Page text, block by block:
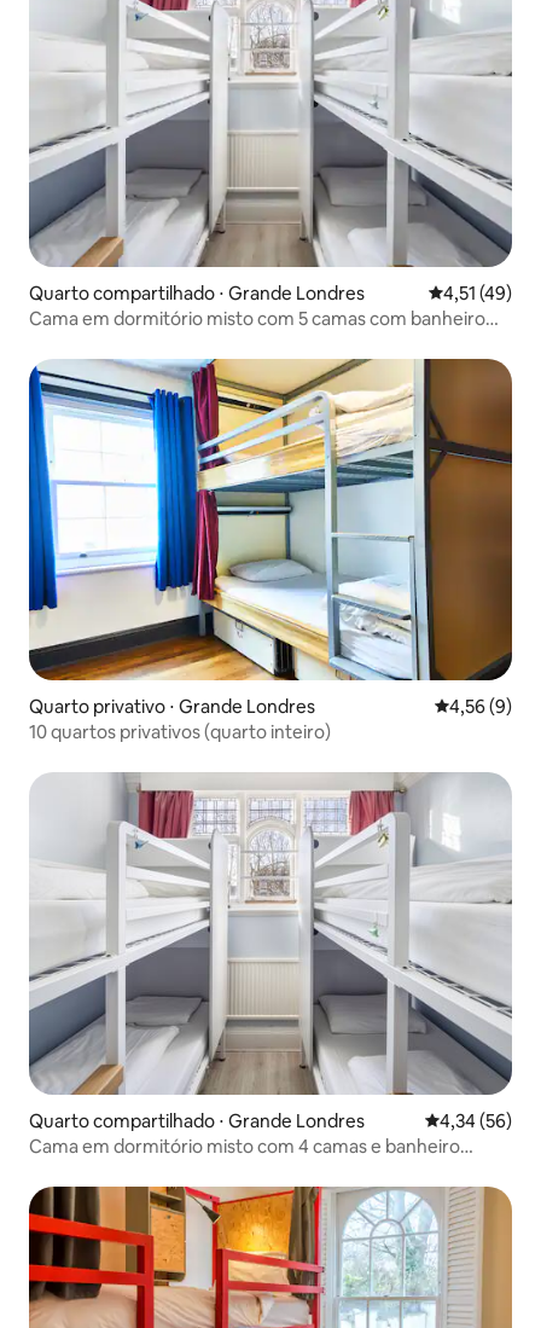
Quarto compartilhado ⋅ Grande Londres 4,51 de uma
4,51 (49)
Cama em dormitório misto com 5 camas com banheiro
Quarto privativo ⋅ Grande Londres 4,56 de uma
4,56 (9)
10 quartos privativos (quarto inteiro)
Quarto compartilhado ⋅ Grande Londres 4,34 de uma
4,34 (56)
Cama em dormitório misto com 4 camas e banheiro